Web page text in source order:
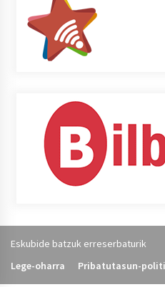
Eskubide batzuk erreserbaturik
Lege-oharra
Pribatutasun-